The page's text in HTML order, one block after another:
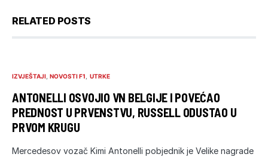
RELATED POSTS
IZVJEŠTAJI NOVOSTI F1 UTRKE
ANTONELLI OSVOJIO VN BELGIJE I POVEĆAO
PREDNOST U PRVENSTVU, RUSSELL ODUSTAO U
PRVOM KRUGU
Mercedesov vozač Kimi Antonelli pobjednik je Velike nagrade